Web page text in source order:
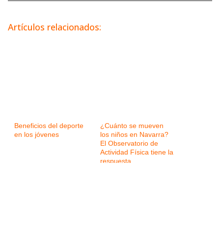
Artículos relacionados:
Beneficios del deporte
en los jóvenes
¿Cuánto se mueven
los niños en Navarra?
El Observatorio de
Actividad Física tiene la
respuesta